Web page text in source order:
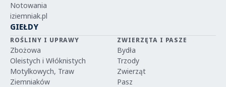
Notowania
iziemniak.pl
GIEŁDY
ROŚLINY I UPRAWY
Zbożowa
Oleistych i Włóknistych
Motylkowych, Traw
Ziemniaków
ZWIERZĘTA I PASZE
Bydła
Trzody
Zwierząt
Pasz